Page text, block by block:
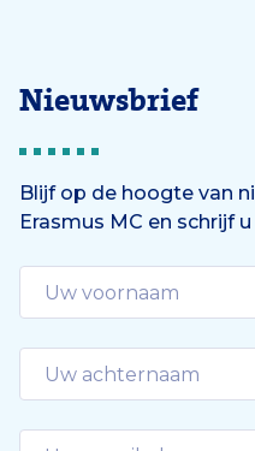
Nieuwsbrief
Blijf op de hoogte van
Erasmus MC en schrijf